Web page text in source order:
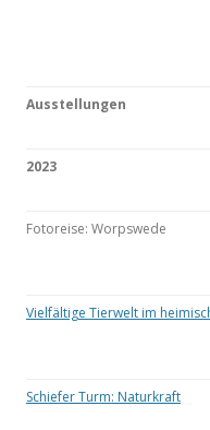
Ausstellungen
2023
Fotoreise: Worpswede
Vielfältige Tierwelt im
Schiefer Turm: Naturkraft